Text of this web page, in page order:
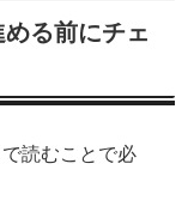
る前にチェ
読むことで必